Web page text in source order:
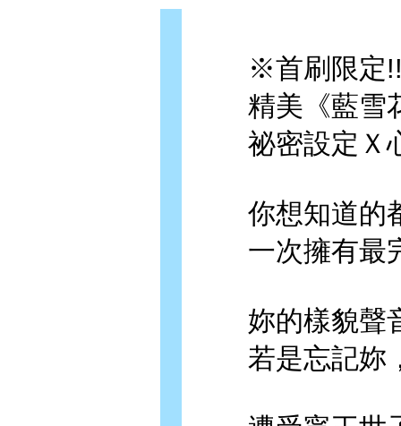
※首刷限定
精美《藍雪花
祕密設定Ｘ
你想知道的
一次擁有最
妳的樣貌聲
若是忘記妳